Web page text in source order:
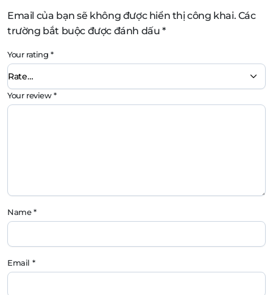
Email của bạn sẽ không được hiển thị công khai. Các
trường bắt buộc được đánh dấu*
Your rating*
Your review*
Name*
Email *